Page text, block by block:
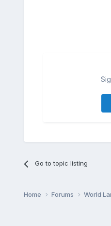
Go to topic listing
Home Forums World